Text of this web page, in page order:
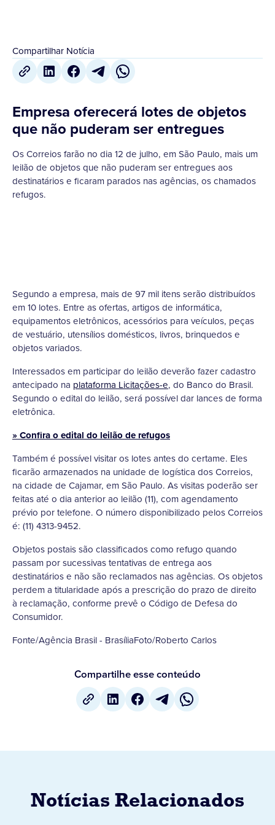
Compartilhar Notícia
Empresa oferecerá lotes de objetos
que não puderam ser entregues
Os Correios farão no dia 12 de julho, em São Paulo, mais um
leilão de objetos que não puderam ser entregues aos
destinatários e ficaram parados nas agências, os chamados
refugos.
Segundo a empresa, mais de 97 mil itens serão distribuídos
em 10 lotes. Entre as ofertas, artigos de informática,
equipamentos eletrônicos, acessórios para veículos, peças
de vestuário, utensílios domésticos, livros, brinquedos e
objetos variados.
Interessados em participar do leilão deverão fazer cadastro
antecipado na plataforma Licitações-e, do Banco do Brasil.
Segundo o edital do leilão, será possível dar lances de forma
eletrônica.
» Confira o edital do leilão de refugos
Também é possível visitar os lotes antes do certame. Eles
ficarão armazenados na unidade de logística dos Correios,
na cidade de Cajamar, em São Paulo. As visitas poderão ser
feitas até o dia anterior ao leilão (11), com agendamento
prévio por telefone. O número disponibilizado pelos Correios
é: (11) 4313-9452.
Objetos postais são classificados como refugo quando
passam por sucessivas tentativas de entrega aos
destinatários e não são reclamados nas agências. Os objetos
perdem a titularidade após a prescrição do prazo de direito
à reclamação, conforme prevê o Código de Defesa do
Consumidor.
Fonte/Agência Brasil - BrasíliaFoto/Roberto Carlos
Compartilhe esse conteúdo
Notícias Relacionados